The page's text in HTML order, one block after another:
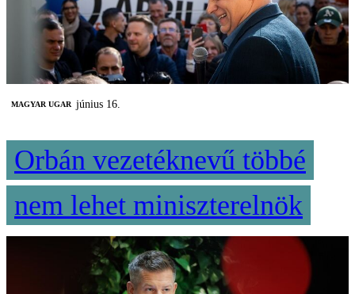
MAGYAR UGAR június 16.
Orbán vezetéknevű többé
nem lehet miniszterelnök